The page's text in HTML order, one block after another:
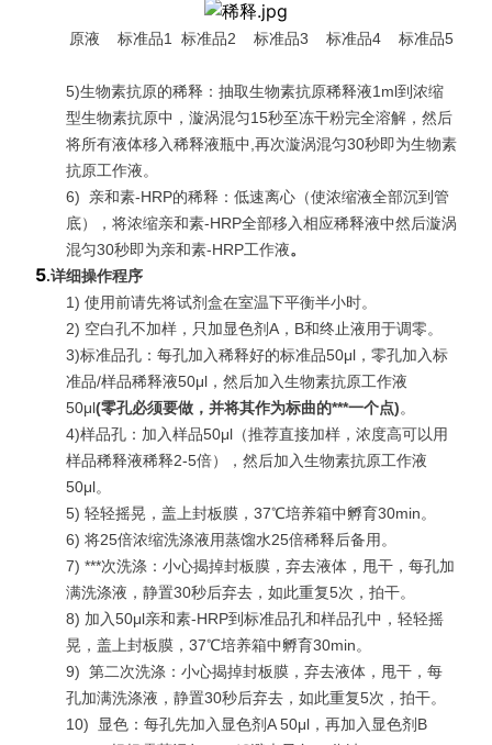
原液 标准品1 标准品2 标准品3 标准品4 标准品5
5)生物素抗原的稀释：抽取生物素抗原稀释液1ml到浓缩
型生物素抗原中，漩涡混匀15秒至冻干粉完全溶解，然后
将所有液体移入稀释液瓶中,再次漩涡混匀30秒即为生物素
抗原工作液。
6)
亲和素-HRP的稀释：低速离心（使浓缩液全部沉到管
底），将浓缩亲和素-HRP全部移入相应稀释液中然后漩涡
混匀30秒即为亲和素-HRP工作液。
5.详细操作程序
1) 使用前请先将试剂盒在室温下平衡半小时。
2) 空白孔不加样，只加显色剂A，B和终止液用于调零。
3)标准品孔：每孔加入稀释好的标准品50μl，零孔加入标
准品/样品稀释液50μl，然后加入生物素抗原工作液
50μl(零孔必须要做，并将其作为标曲的***一个点)。
4)样品孔：加入样品50μl（推荐直接加样，浓度高可以用
样品稀释液稀释2-5倍），然后加入生物素抗原工作液
50μl。
5) 轻轻摇晃，盖上封板膜，37℃培养箱中孵育30min。
6) 将25倍浓缩洗涤液用蒸馏水25倍稀释后备用。
7) ***次洗涤：小心揭掉封板膜，弃去液体，甩干，每孔加
满洗涤液，静置30秒后弃去，如此重复5次，拍干。
8) 加入50μl亲和素-HRP到标准品孔和样品孔中，轻轻摇
晃，盖上封板膜，37℃培养箱中孵育30min。
9) 第二次洗涤：小心揭掉封板膜，弃去液体，甩干，每
孔加满洗涤液，静置30秒后弃去，如此重复5次，拍干。
10)
显色：每孔先加入显色剂A 50μl，再加入显色剂B